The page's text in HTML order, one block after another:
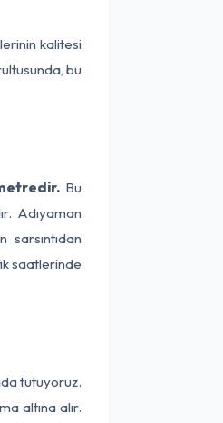
kalitesi
bu
Bu
Adıyaman
sarsıntıdan
saatlerinde
tutuyoruz.
altına alır.